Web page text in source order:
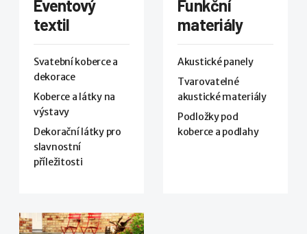
Eventový
textil
Svatební koberce a
dekorace
Koberce a látky na
výstavy
Dekorační látky pro
slavnostní
příležitosti
Funkční
materiály
Akustické panely
Tvarovatelné
akustické materiály
Podložky pod
koberce a podlahy